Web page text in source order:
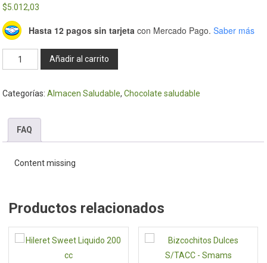
$5.012,03
Hasta 12 pagos sin tarjeta con Mercado Pago. Saber más
Barra
Chocolate
Copani
cantidad
Añadir al carrito
Categorías:Almacen Saludable,Chocolate saludable
FAQ
Content missing
Productos relacionados